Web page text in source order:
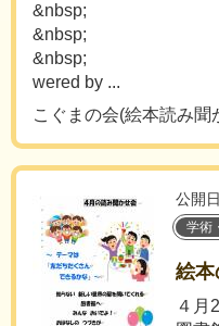
&nbsp;
&nbsp;
&nbsp;
wered by ...
こぐまの会(絵本読み聞
公開
学術
絵本
４月